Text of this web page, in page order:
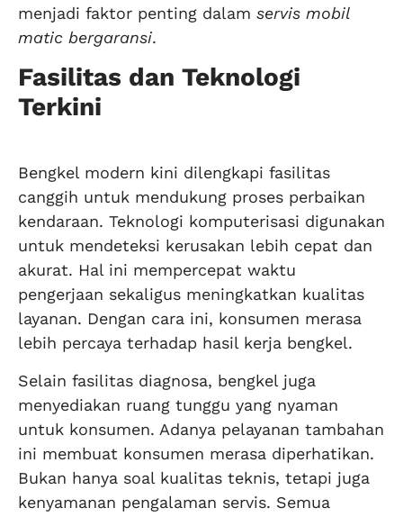
menjadi faktor penting dalam servis mobil
matic bergaransi.
Fasilitas dan Teknologi
Terkini
Bengkel modern kini dilengkapi fasilitas
canggih untuk mendukung proses perbaikan
kendaraan. Teknologi komputerisasi digunakan
untuk mendeteksi kerusakan lebih cepat dan
akurat. Hal ini mempercepat waktu
pengerjaan sekaligus meningkatkan kualitas
layanan. Dengan cara ini, konsumen merasa
lebih percaya terhadap hasil kerja bengkel.
Selain fasilitas diagnosa, bengkel juga
menyediakan ruang tunggu yang nyaman
untuk konsumen. Adanya pelayanan tambahan
ini membuat konsumen merasa diperhatikan.
Bukan hanya soal kualitas teknis, tetapi juga
kenyamanan pengalaman servis. Semua